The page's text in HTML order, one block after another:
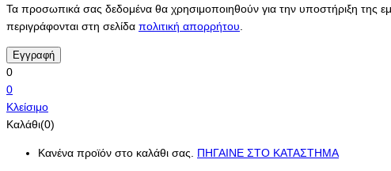
Τα προσωπικά σας δεδομένα θα χρησιμοποιηθούν για την υποστήριξη της
περιγράφονται στη σελίδα πολιτική απορρήτου
0
0
Κλείσιμο
Καλάθι(0)
Κανένα προϊόν στο καλάθι σας. ΠΗΓΑΙΝΕ ΣΤΟ ΚΑΤΑΣΤΗΜΑ